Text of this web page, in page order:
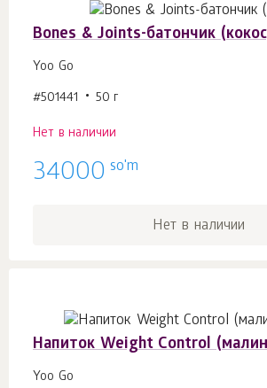
Bones & Joints-батончик
Yoo Gо
#501441 50 г
Нет в наличии
34000 so'm
Нет в наличии
Напиток Weight Control
Yoo Go